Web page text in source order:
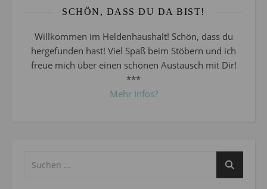
SCHÖN, DASS DU DA BIST!
Willkommen im Heldenhaushalt! Schön, dass du
hergefunden hast! Viel Spaß beim Stöbern und ich
freue mich über einen schönen Austausch mit Dir!
***
Mehr Infos?